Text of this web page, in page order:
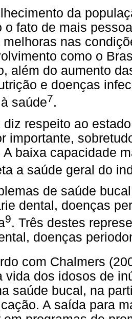
da
o fato de mais
melhoras nas
como o
além do aumento
e doenças
saúde7.
diz respeito ao
importante,
A baixa capacidade
a saúde geral do
de saúde
dental, doenças
9. Três destes
doenças
com Chalmers
vida dos idosos de
saúde bucal, na
A saída para